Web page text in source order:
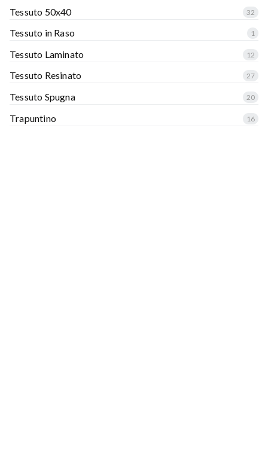
Tessuto 50x40 32
Tessuto in Raso 1
Tessuto Laminato 12
Tessuto Resinato 27
Tessuto Spugna 20
Trapuntino 16